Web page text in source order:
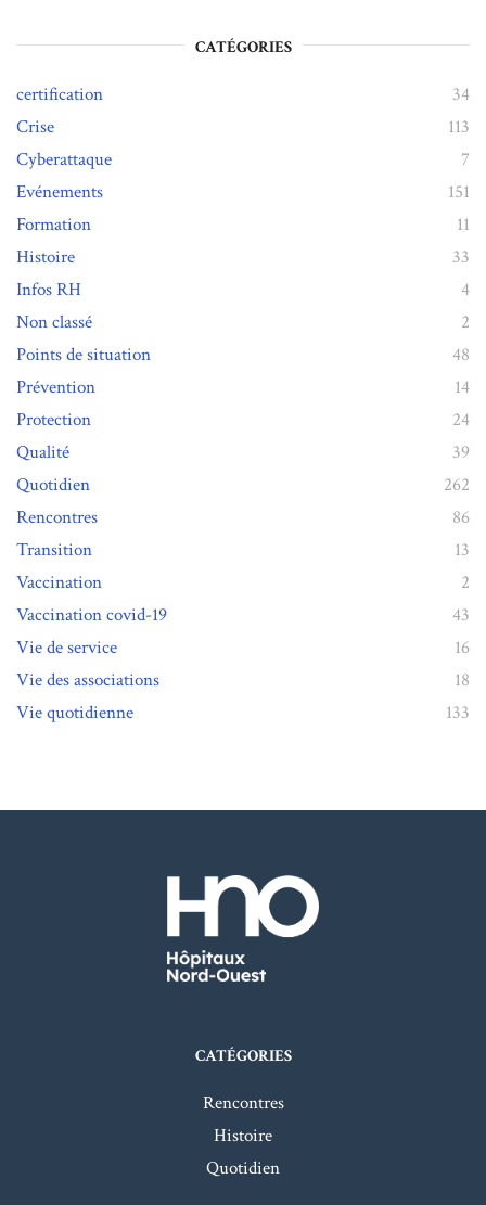
CATÉGORIES
certification
34
Crise
113
Cyberattaque
7
Evénements
151
Formation
11
Histoire
33
Infos RH
4
Non classé
2
Points de situation
48
Prévention
14
Protection
24
Qualité
39
Quotidien
262
Rencontres
86
Transition
13
Vaccination
2
Vaccination covid-19
43
Vie de service
16
Vie des associations
18
Vie quotidienne
133
CATÉGORIES
Rencontres
Histoire
Quotidien